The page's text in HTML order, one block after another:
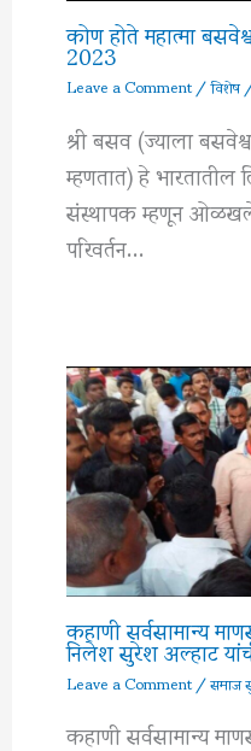
कोण होते महात्मा
2023
Leave a Comment/विशेष
श्री बसव (ज्याला
म्हणतात) हे भारतातील
संस्थापक म्हणून ओळखले
परिवर्तन…
कहाणी सर्वसामान्य
निलेश सुरेश अल्हाट
Leave a Comment/समाज
कहाणी सर्वसामान्य